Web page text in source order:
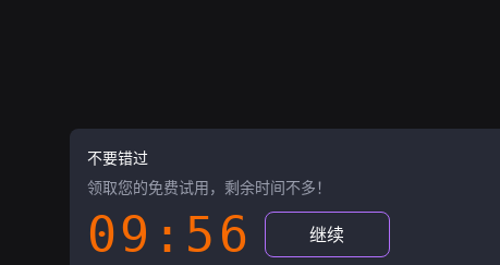
不要错过
领取您的免费试用，剩余时间不多！
09:55 继续